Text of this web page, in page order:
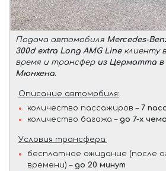
Подача автомобиля Mercedes-
300d extra Long AMG Lineклиенту
время и трансфер из Церматта в
Мюнхена.
Описание автомобиля:
количество пассажиров – 7
количество багажа – до 7-х
Условия трансфера:
бесплатное ожидание (после
времени) – до 20 минут